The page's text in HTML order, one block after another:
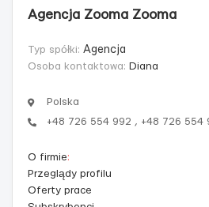
Agencja Zooma Zooma
Typ spółki: Agencja
Osoba kontaktowa: Diana
Polska
+48 726 554 992 , +48 726 554
O firmie:
Przeglądy profilu
Oferty prace